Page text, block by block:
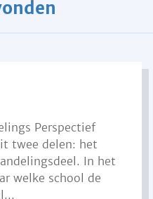
Perspectief
twee delen: het
In het
welke school de